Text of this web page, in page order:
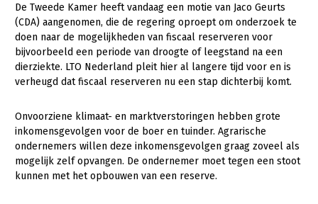
Transitiepaden
Thema’s
Gezonde planten
Gezonde dieren
Natuur, klimaat en energie
Bodem en water
De Tweede Kamer heeft vandaag een motie van Jaco Geurts
(CDA) aangenomen, die de regering oproept om onderzoek te
doen naar de mogelijkheden van fiscaal reserveren voor
bijvoorbeeld een periode van droogte of leegstand na een
dierziekte. LTO Nederland pleit hier al langere tijd voor en is
verheugd dat fiscaal reserveren nu een stap dichterbij komt.
Onvoorziene klimaat- en marktverstoringen hebben grote
inkomensgevolgen voor de boer en tuinder. Agrarische
ondernemers willen deze inkomensgevolgen graag zoveel als
mogelijk zelf opvangen. De ondernemer moet tegen een stoot
kunnen met het opbouwen van een reserve.